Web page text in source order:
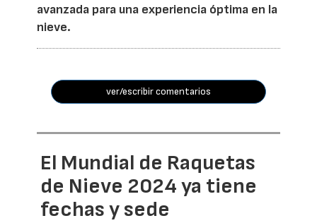
avanzada para una experiencia óptima en la
nieve.
ver/escribir comentarios
El Mundial de Raquetas
de Nieve 2024 ya tiene
fechas y sede